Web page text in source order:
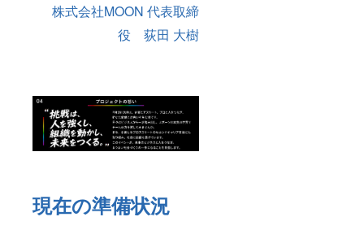
株式会社MOON 代表取締
役 荻田 大樹
現在の準備状況